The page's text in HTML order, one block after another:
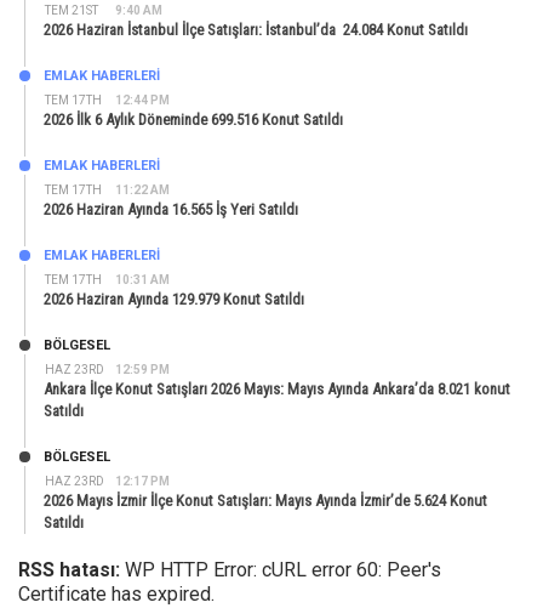
TEM 21ST 9:40 AM
2026 Haziran İstanbul İlçe Satışları: İstanbul’da 24.084 Konut Satıldı
TEM 17TH 12:44 PM
EMLAK HABERLERI
2026 İlk 6 Aylık Döneminde 699.516 Konut Satıldı
TEM 17TH 11:22 AM
EMLAK HABERLERI
2026 Haziran Ayında 16.565 İş Yeri Satıldı
TEM 17TH 10:31 AM
EMLAK HABERLERI
2026 Haziran Ayında 129.979 Konut Satıldı
HAZ 23RD 12:59 PM
BÖLGESEL
Ankara İlçe Konut Satışları 2026 Mayıs: Mayıs Ayında Ankara’da 8.021 konut
Satıldı
HAZ 23RD 12:17 PM
BÖLGESEL
2026 Mayıs İzmir İlçe Konut Satışları: Mayıs Ayında İzmir’de 5.624 Konut
Satıldı
RSS hatası: WP HTTP Error: cURL error 60: Peer's
Certificate has expired.